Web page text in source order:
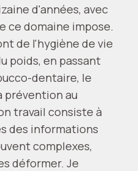
d'années, avec
ce domaine impose.
de l'hygiène de vie
poids, en passant
dentaire, le
prévention au
travail consiste à
des informations
complexes,
déformer. Je